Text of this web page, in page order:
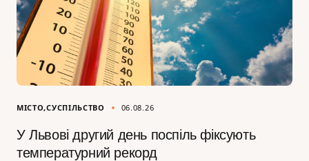
МІСТО СУСПІЛЬСТВО 06.08.26
У Львові другий день поспіль фіксують
температурний рекорд